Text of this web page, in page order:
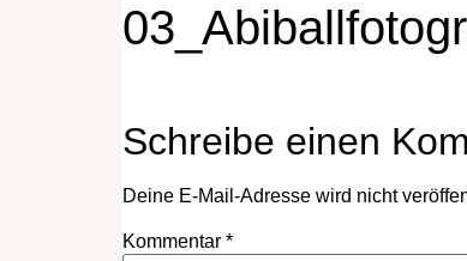
Schreibe einen
Deine E-Mail-Adresse wird nicht
Kommentar *